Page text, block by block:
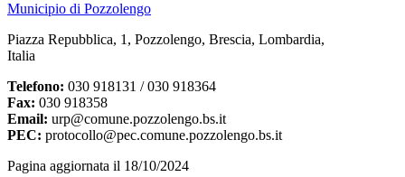
Municipio di Pozzolengo
Piazza Repubblica, 1, Pozzolengo, Brescia, Lombardia,
Italia
Telefono: 030 918131 / 030 918364
Fax: 030 918358
Email: urp@comune.pozzolengo.bs.it
PEC: protocollo@pec.comune.pozzolengo.bs.it
Pagina aggiornata il 18/10/2024